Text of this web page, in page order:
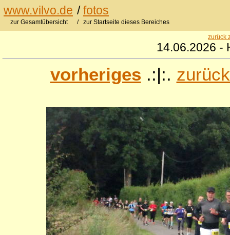
www.vilvo.de /fotos
zur Gesamtübersicht / zur Startseite dieses Bereiches
zurück
14.06.2026 -
vorheriges .:|:.